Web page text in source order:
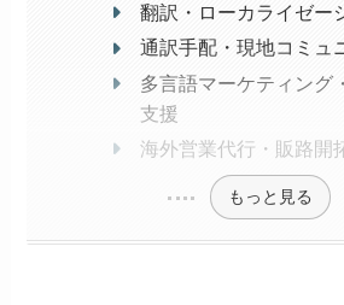
翻訳・ローカライゼー
通訳手配・現地コミュ
多言語マーケティング
支援
海外営業代行・販路開
もっと見る